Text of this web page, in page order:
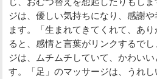
ジは、優しい気持ちになり、感謝
ます。「生まれてきてくれて、あ
ると、感情と言葉がリンクするで
ジは、ムチムチしていて、かわい
す。「足」のマッサージは、うれ